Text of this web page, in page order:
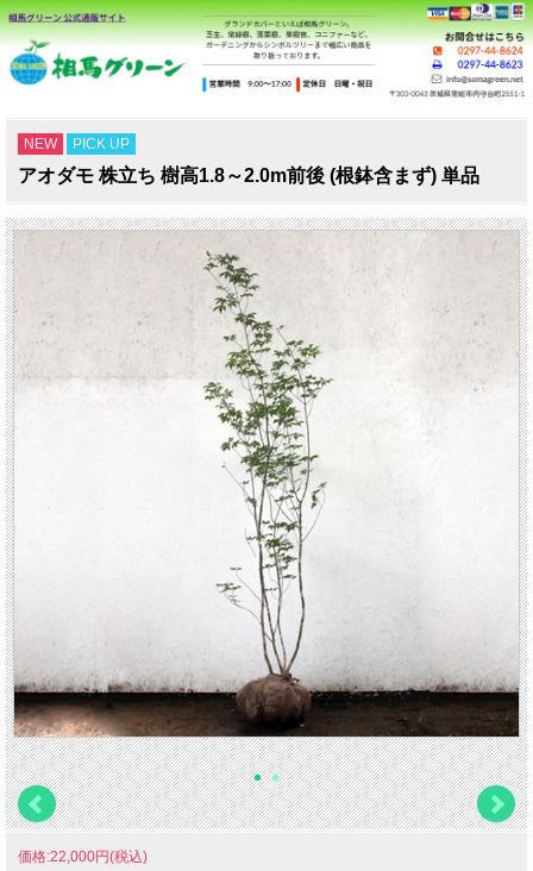
NEW PICK UP
アオダモ 株立ち 樹高1.8～2.0m前後 (根鉢含まず) 単品
価格:22,000円(税込)